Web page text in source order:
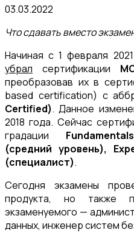
03.03.2022
Что сдавать вместо
Начиная с 1 февраля
убрал сертификации
преобразовав их в
based certification) с
Certified). Данное
2018 года. Сейчас
градации
(средний уровень),
(специалист).
Сегодня экзамены
продукта, но также
экзаменуемого —
данных, инженер систем